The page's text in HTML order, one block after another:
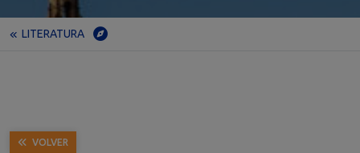
Margen izquierda de la ría, Blas de Otero. 1963
LITERATURA
VOLVER